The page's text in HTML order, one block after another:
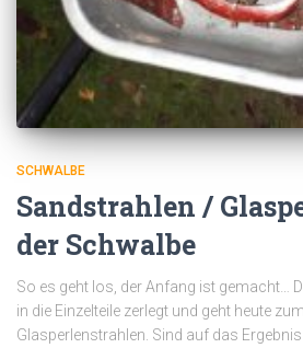
SCHWALBE
Sandstrahlen /
der Schwalbe
So es geht los, der Anfang ist gemacht…
in die Einzelteile zerlegt und geht heute
Glasperlenstrahlen. Sind auf das